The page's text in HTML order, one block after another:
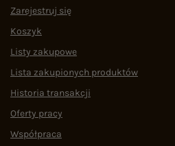
Zarejestruj się
Koszyk
Listy zakupowe
Lista zakupionych produktów
Historia transakcji
Oferty pracy
Współpraca